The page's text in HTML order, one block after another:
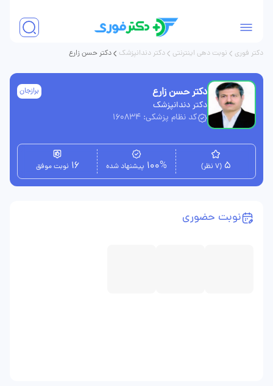
دکتر فوری نوبت دهی اینترنتی دکتر دندانپزشک دکتر حسن زارع
دکتر حسن زارع
دکتر دندانپزشک
کد نظام پزشکی: 160834
برازجان
5 (7 نظر) 100% پیشنهاد شده 16 نوبت موفق
نوبت حضوری